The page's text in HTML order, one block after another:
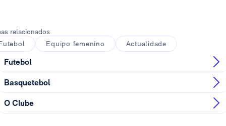
relacionados
Equipo femenino Actualidade
Futebol
Basquetebol
O Clube